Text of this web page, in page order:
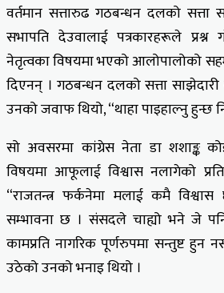
वर्तमान सत्तारुढ गठबन्धन दलको सत्ता
सभापति देउवालाई पत्रकारहरूले
नेतृत्वका विषयमा भएको आलोपालोको
दिएनन् । गठबन्धन दलको सत्ता
उनको जवाफ थियो, “थाहा पाइहाल्नु हुन्छ
सो अवसरमा कांग्रेस नेता डा शशाङ्क
विषयमा आफूलाई विश्वास नलागेको
“राजतन्त्र फर्कनेमा मलाई कमै
सम्भावना छ । संसदले चाह्यो भने जे
कामप्रति नागरिक पूर्णरुपमा सन्तुष्ट हुन
उठेको उनको भनाइ थियो ।